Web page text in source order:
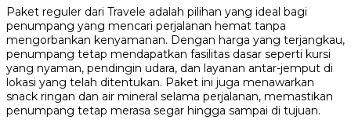
Paket reguler dari Travele adalah pilihan yang ideal bagi
penumpang yang mencari perjalanan hemat tanpa
mengorbankan kenyamanan. Dengan harga yang terjangkau,
penumpang tetap mendapatkan fasilitas dasar seperti kursi
yang nyaman, pendingin udara, dan layanan antar-jemput di
lokasi yang telah ditentukan. Paket ini juga menawarkan
snack ringan dan air mineral selama perjalanan, memastikan
penumpang tetap merasa segar hingga sampai di tujuan.